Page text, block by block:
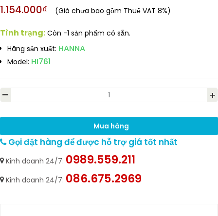
1.154.000₫ (Giá chưa bao gồm Thuế VAT 8%)
Tình trạng: Còn -1 sản phẩm có sẵn.
Hãng sản xuất: HANNA
Model: HI761
- +
Mua hàng
Gọi đặt hàng để được hỗ trợ giá tốt nhất
Kinh doanh 24/7: 0989.559.211
Kinh doanh 24/7: 086.675.2969